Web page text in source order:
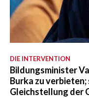
DIE INTERVENTION
Bildungsminister
Burka zu
Gleichstellung der